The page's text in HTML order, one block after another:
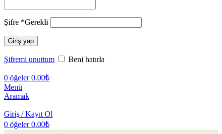
Şifre *Gerekli
Giriş yap
Şifremi unuttum Beni hatırla
0 öğeler 0.00₺
Menü
Aramak
Giriş / Kayıt Ol
0 öğeler 0.00₺